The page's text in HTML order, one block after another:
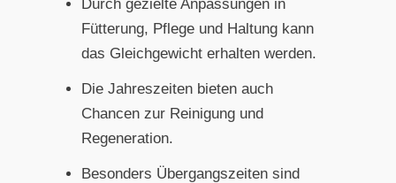
Durch gezielte Anpassungen in
Fütterung, Pflege und Haltung kann
das Gleichgewicht erhalten werden.
Die Jahreszeiten bieten auch
Chancen zur Reinigung und
Regeneration.
Besonders Übergangszeiten sind